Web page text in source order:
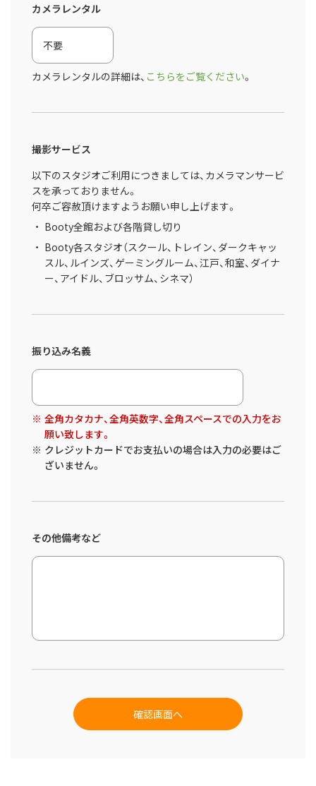
カメラレンタル
カメラレンタルの詳細は、 こちらをご覧ください。
撮影サービス
以下のスタジオご利用につきましては、カメラマンサービ
スを承っておりません。
何卒ご容赦頂けますようお願い申し上げます。
Booty全館および各階貸し切り
Booty各スタジオ（スクール、トレイン、ダークキャッ
スル、ルインズ、ゲーミングルーム、江戸、和室、ダイナ
ー、アイドル、ブロッサム、シネマ）
振り込み名義
全角カタカナ、全角英数字、全角スペースでの入力をお
願い致します。
クレジットカードでお支払いの場合は入力の必要はご
ざいません。
その他備考など